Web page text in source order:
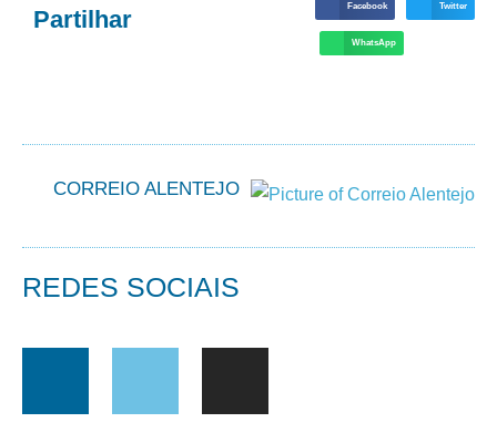
Partilhar Facebook Twitter
WhatsApp
CORREIO ALENTEJO
REDES SOCIAIS